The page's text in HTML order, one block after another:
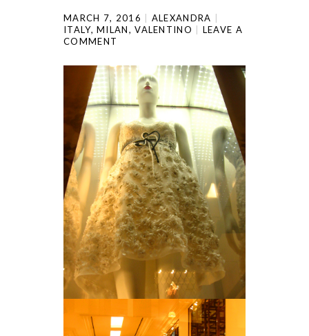
MARCH 7, 2016
ALEXANDRA
ITALY,MILAN,VALENTINO
LEAVE A
COMMENT